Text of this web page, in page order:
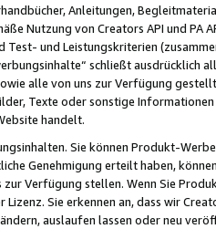
Anleitungen,
Nutzung von Creators API und PA
Test- und Leistungskriterien
schließt ausdrücklich
alle von uns zur Verfügung
Texte oder sonstige
handelt.
Sie können Produkt-
Genehmigung erteilt haben,
zur Verfügung stellen. Wenn Sie
Sie erkennen an, dass wir
auslaufen lassen oder neu